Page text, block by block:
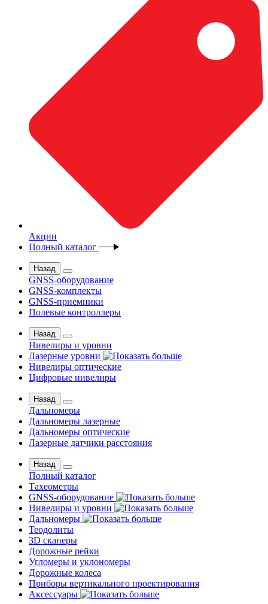
Акции
Полный каталог
Назад
GNSS-оборудование
GNSS-комплекты
GNSS-приемники
Полевые контроллеры
Назад
Нивелиры и уровни
Лазерные уровни
Нивелиры оптические
Цифровые нивелиры
Назад
Дальномеры
Дальномеры лазерные
Дальномеры оптические
Лазерные датчики расстояния
Назад
Полный каталог
Тахеометры
GNSS-оборудование
Нивелиры и уровни
Дальномеры
Теодолиты
3D сканеры
Дорожные рейки
Угломеры и уклономеры
Дорожные колеса
Приборы вертикального проектирования
Аксессуары